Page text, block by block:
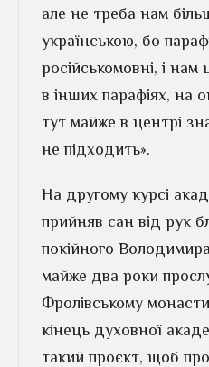
але не треба нам
українською, бо
російськомовні, і
в інших парафіях, на
тут майже в центрі
не підходить».
На другому курсі
прийняв сан від рук
покійного
майже два роки
Фролівському
кінець духовної
такий проєкт, щоб